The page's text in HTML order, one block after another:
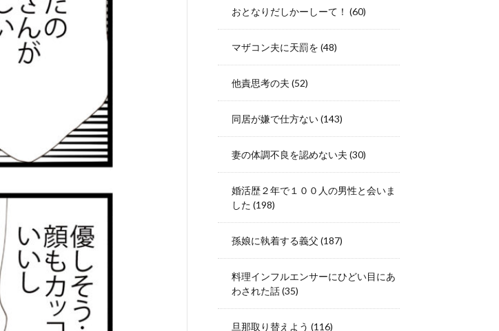
おとなりだしかーしーて！ (60)
マザコン夫に天罰を (48)
他責思考の夫 (52)
同居が嫌で仕方ない(143)
妻の体調不良を認めない夫 (30)
婚活歴２年で１００人の男性と会いま
した (198)
孫娘に執着する義父 (187)
料理インフルエンサーにひどい目にあ
わされた話(35)
旦那取り替えよう (116)